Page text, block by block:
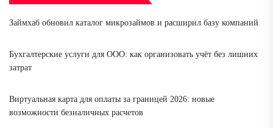
Займхаб обновил каталог микрозаймов и расширил базу компаний
Бухгалтерские услуги для ООО: как организовать учёт без лишних
затрат
Виртуальная карта для оплаты за границей 2026: новые
возможности безналичных расчетов